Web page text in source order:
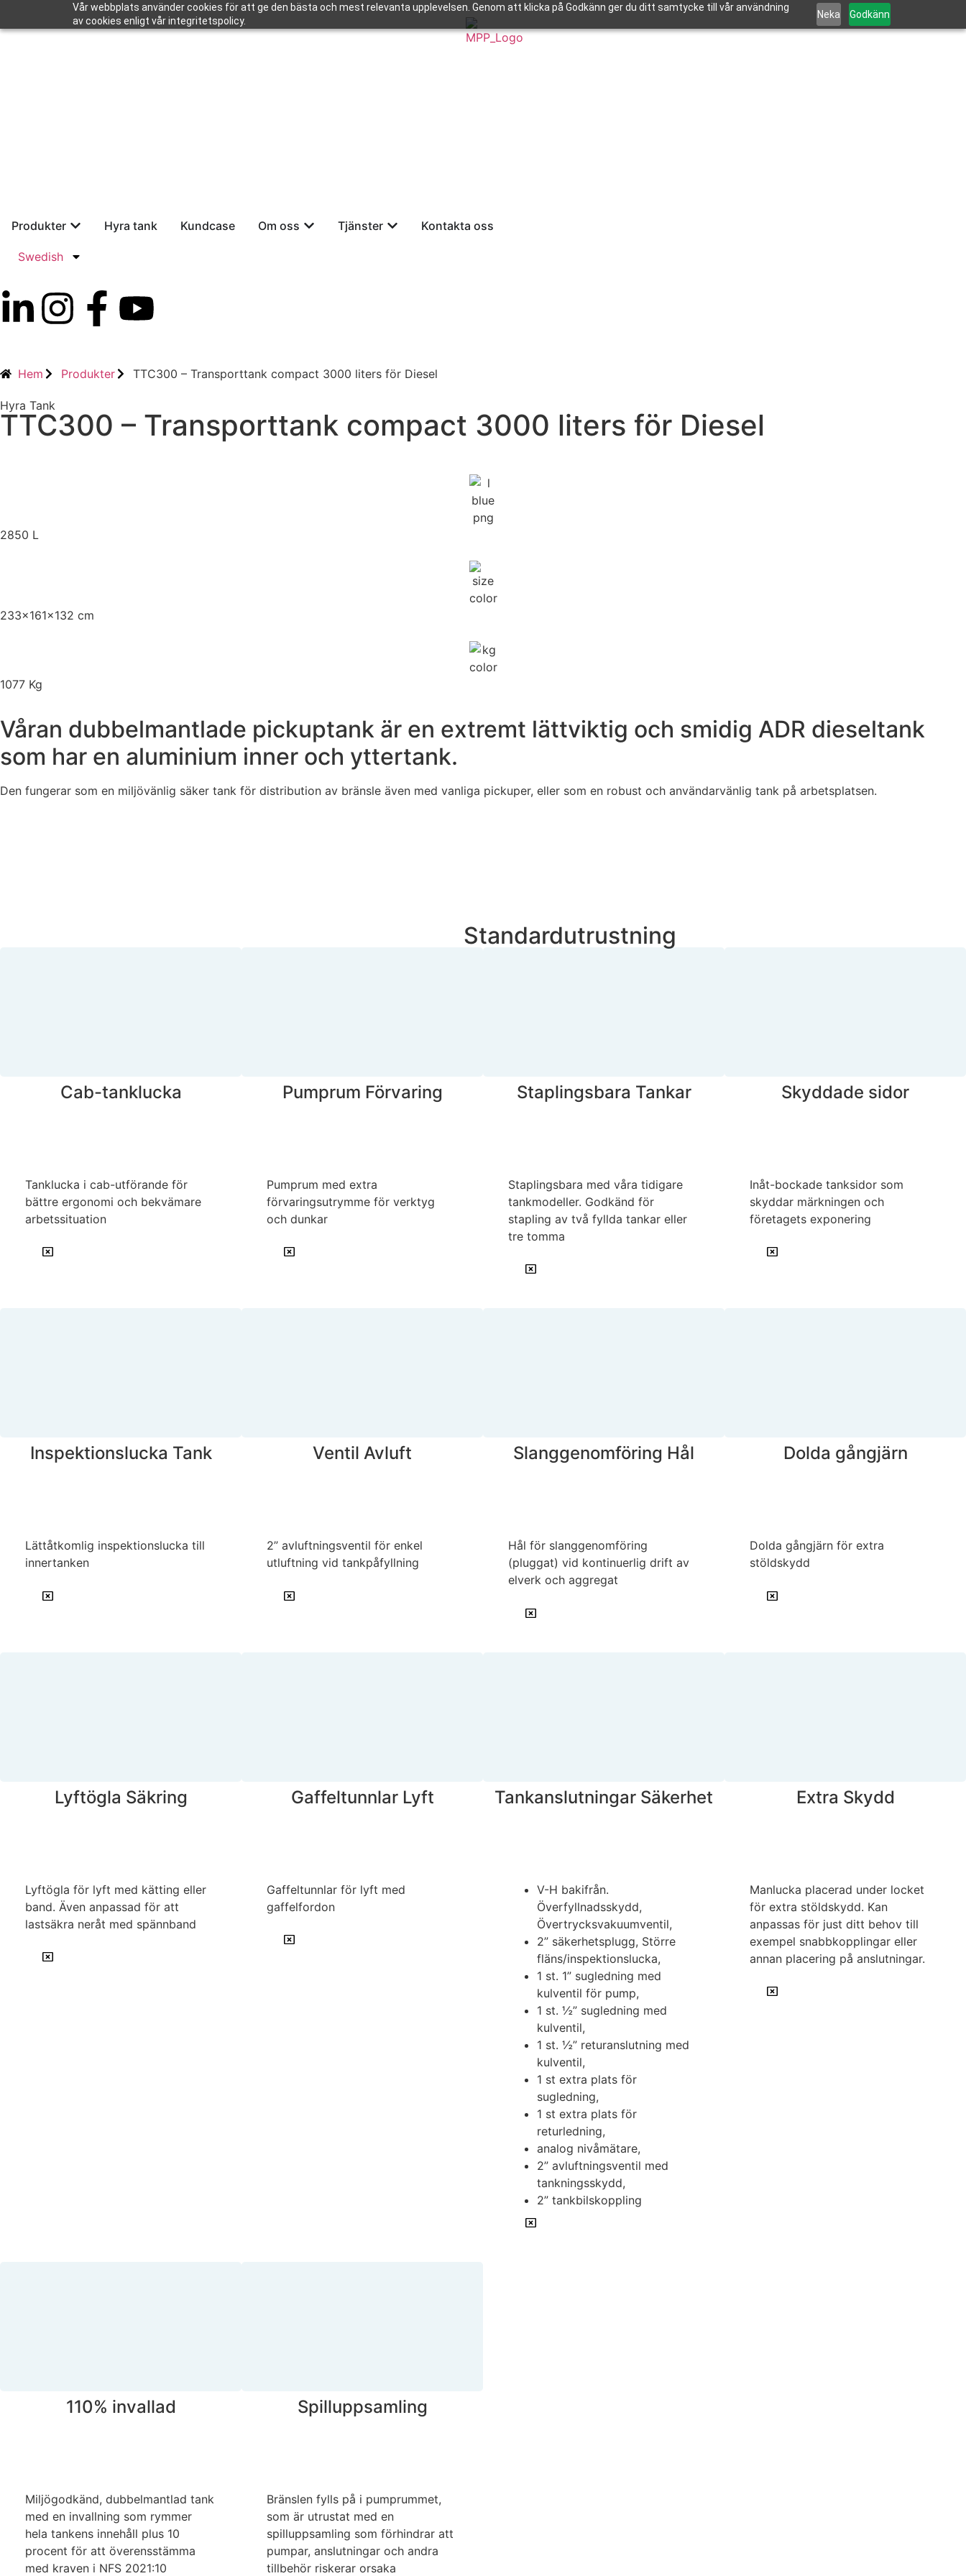
Vår webbplats använder cookies för att ge den bästa och mest relevanta upplevelsen. Genom att klicka på Godkänn ger du ditt samtycke till vår användning
av cookies enligt vår integritetspolicy.
Neka Godkänn
Produkter Hyra tank Kundcase Om oss Tjänster Kontakta oss
Swedish
Hem Produkter TTC300 – Transporttank compact 3000 liters för Diesel
Hyra Tank
TTC300 – Transporttank compact 3000 liters för Diesel
2850 L
233x161x132 cm
1077 Kg
Våran dubbelmantlade pickuptank är en extremt lättviktig och smidig ADR dieseltank
som har en aluminium inner och yttertank.
Den fungerar som en miljövänlig säker tank för distribution av bränsle även med vanliga pickuper, eller som en robust och användarvänlig tank på arbetsplatsen.
Standardutrustning
Cab-tanklucka
Tanklucka i cab-utförande för
bättre ergonomi och bekvämare
arbetssituation
Pumprum Förvaring
Pumprum med extra
förvaringsutrymme för verktyg
och dunkar
Staplingsbara Tankar
Staplingsbara med våra tidigare
tankmodeller. Godkänd för
stapling av två fyllda tankar eller
tre tomma
Skyddade sidor
Inåt-bockade tanksidor som
skyddar märkningen och
företagets exponering
Inspektionslucka Tank
Lättåtkomlig inspektionslucka till
innertanken
Ventil Avluft
2” avluftningsventil för enkel
utluftning vid tankpåfyllning
Slanggenomföring Hål
Hål för slanggenomföring
(pluggat) vid kontinuerlig drift av
elverk och aggregat
Dolda gångjärn
Dolda gångjärn för extra
stöldskydd
Lyftögla Säkring
Lyftögla för lyft med kätting eller
band. Även anpassad för att
lastsäkra neråt med spännband
Gaffeltunnlar Lyft
Gaffeltunnlar för lyft med
gaffelfordon
Tankanslutningar Säkerhet
V-H bakifrån.
Överfyllnadsskydd,
Övertrycksvakuumventil,
2” säkerhetsplugg, Större
fläns/inspektionslucka,
1 st. 1” sugledning med
kulventil för pump,
1 st. ½” sugledning med
kulventil,
1 st. ½” returanslutning med
kulventil,
1 st extra plats för
sugledning,
1 st extra plats för
returledning,
analog nivåmätare,
2” avluftningsventil med
tankningsskydd,
2” tankbilskoppling
Extra Skydd
Manlucka placerad under locket
för extra stöldskydd. Kan
anpassas för just ditt behov till
exempel snabbkopplingar eller
annan placering på anslutningar.
110% invallad
Miljögodkänd, dubbelmantlad tank
med en invallning som rymmer
hela tankens innehåll plus 10
procent för att överensstämma
med kraven i NFS 2021:10
Spilluppsamling
Bränslen fylls på i pumprummet,
som är utrustat med en
spilluppsamling som förhindrar att
pumpar, anslutningar och andra
tillbehör riskerar orsaka